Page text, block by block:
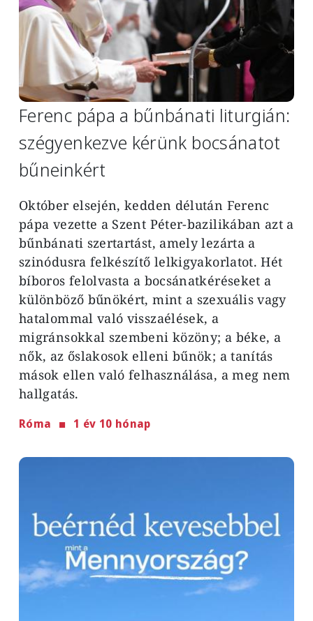
Ferenc pápa a bűnbánati liturgián:
szégyenkezve kérünk bocsánatot
bűneinkért
Október elsején, kedden délután Ferenc
pápa vezette a Szent Péter-bazilikában azt a
bűnbánati szertartást, amely lezárta a
szinódusra felkészítő lelkigyakorlatot. Hét
bíboros felolvasta a bocsánatkéréseket a
különböző bűnökért, mint a szexuális vagy
hatalommal való visszaélések, a
migránsokkal szembeni közöny; a béke, a
nők, az őslakosok elleni bűnök; a tanítás
mások ellen való felhasználása, a meg nem
hallgatás.
Róma 1 év 10 hónap
Image